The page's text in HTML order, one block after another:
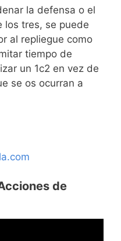
la defensa o el
los tres, se puede
al repliegue como
tiempo de
un 1c2 en vez de
se os ocurran a
de